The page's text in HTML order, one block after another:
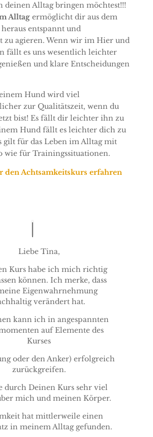
deinen Alltag bringen möchtest!!!
Alltagermöglicht dir aus dem
entspannt und
zu agieren. Wenn wir im Hier und
fällt es uns wesentlich leichter
und klare Entscheidungen
Hund wird viel
zur Qualitätszeit, wenn du
bist! Es fällt dir leichter ihn zu
Hund fällt es leichter dich zu
gilt für das Leben im Alltag mit
wie für Trainingssituationen.
den Achtsamkeitskurs erfahren
Liebe Tina,
Kurs habe ich mich richtig
können. Ich merke, dass
Eigenwahrnehmung
verändert hat.
kann ich in angespannten
auf Elemente des
Kurses
oder den Anker) erfolgreich
zurückgreifen.
durch Deinen Kurs sehr viel
mich und meinen Körper.
hat mittlerweile einen
in meinem Alltag gefunden.